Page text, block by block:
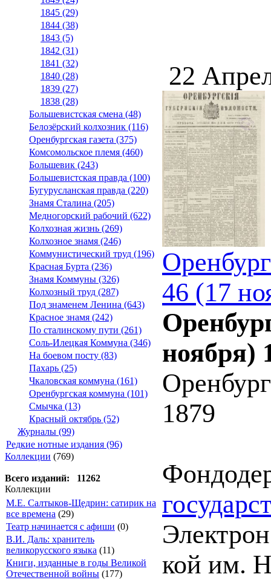
1845 (29)
1844 (38)
1843 (5)
1842 (31)
1841 (32)
1840 (28)
1839 (27)
1838 (28)
Большевистская смена (48)
Белозёрский колхозник (116)
Оренбургская газета (375)
Комсомольское племя (460)
Большевик (243)
Большевистская правда (100)
Бугурусланская правда (220)
Знамя Сталина (205)
Медногорский рабочий (622)
Колхозная жизнь (269)
Колхозное знамя (246)
Коммунистический труд (196)
Красная Бурта (236)
Знамя Коммуны (326)
Колхозный труд (287)
Под знаменем Ленина (643)
Красное знамя (242)
По сталинскому пути (261)
Соль-Илецкая Коммуна (346)
На боевом посту (83)
Пахарь (25)
Чкаловская коммуна (161)
Оренбургская коммуна (101)
Смычка (13)
Красный октябрь (52)
Журналы (99)
Редкие нотные издания (96)
Коллекции (769)
Всего изданий: 11262
Коллекции
М.Е. Салтыков-Щедрин: сатирик на
все времена (29)
Театр начинается с афиши (0)
В.И. Даль: хранитель
великорусского языка (11)
Книги, изданные в годы Великой
Отечественной войны (177)
22
46 (17
ноября)
1879
кой им.